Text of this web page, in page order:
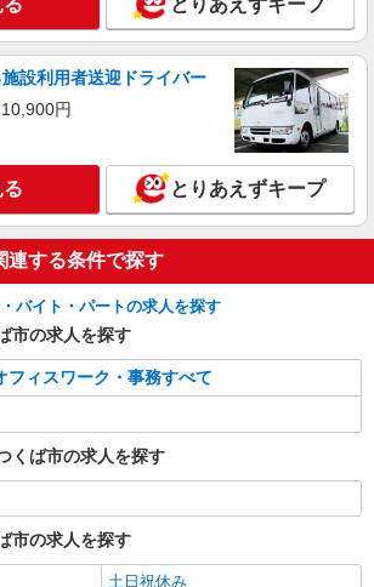
詳細を見る
フ株式会社 東関東コーディネートセンター
つくば駅☆］残業なし★土日祝休み◎事務の
シゴト♪
時給1350円 ●月収モデル：219,712円（月21日
務の場合）
茨城県つくば市／最寄駅：つくば駅、研究学園
≪車通勤可≫ ●車通勤OK！無料駐車場あり
す♪
フ株式会社 東関東コーディネートセンター
［大手企業］研究学園駅！かんたん事務＋作業
勤の場合）＋残業代
茨城県つくば市／最寄駅：研究学園駅、三妻
とりあえずキープ
設利用者送迎ドライバー
円
とりあえずキープ
連する条件で探す
バイト・パートの求人を探す
市の求人を探す
フィスワーク・事務すべて
くば市の求人を探す
市の求人を探す
土日祝休み